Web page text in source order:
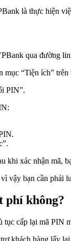
là thực hiện
qua đường
“Tiện ích” trên
PIN”.
khi xác nhận
vậy bạn cần phải
phí không?
cấp lại mã PIN